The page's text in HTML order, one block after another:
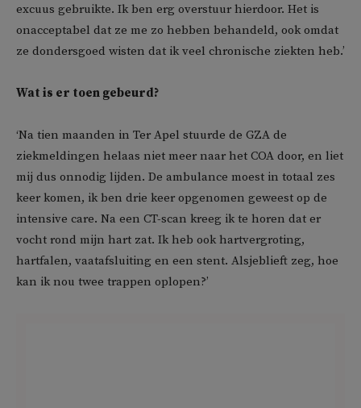
excuus gebruikte. Ik ben erg overstuur hierdoor. Het is
onacceptabel dat ze me zo hebben behandeld, ook omdat
ze dondersgoed wisten dat ik veel chronische ziekten heb.’
Wat is er toen gebeurd?
‘Na tien maanden in Ter Apel stuurde de GZA de
ziekmeldingen helaas niet meer naar het COA door, en liet
mij dus onnodig lijden. De ambulance moest in totaal zes
keer komen, ik ben drie keer opgenomen geweest op de
intensive care. Na een CT-scan kreeg ik te horen dat er
vocht rond mijn hart zat. Ik heb ook hartvergroting,
hartfalen, vaatafsluiting en een stent. Alsjeblieft zeg, hoe
kan ik nou twee trappen oplopen?’